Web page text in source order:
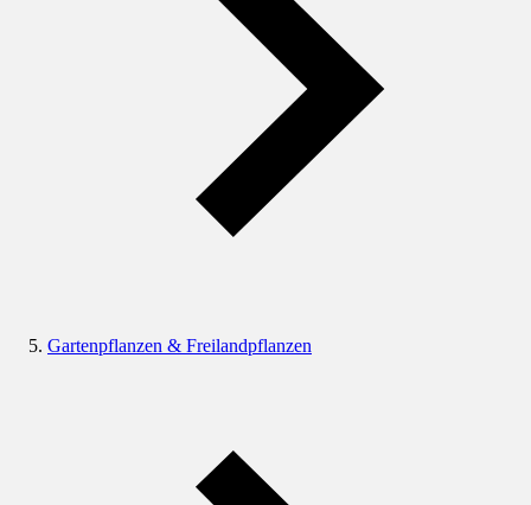
Gartenpflanzen & Freilandpflanzen